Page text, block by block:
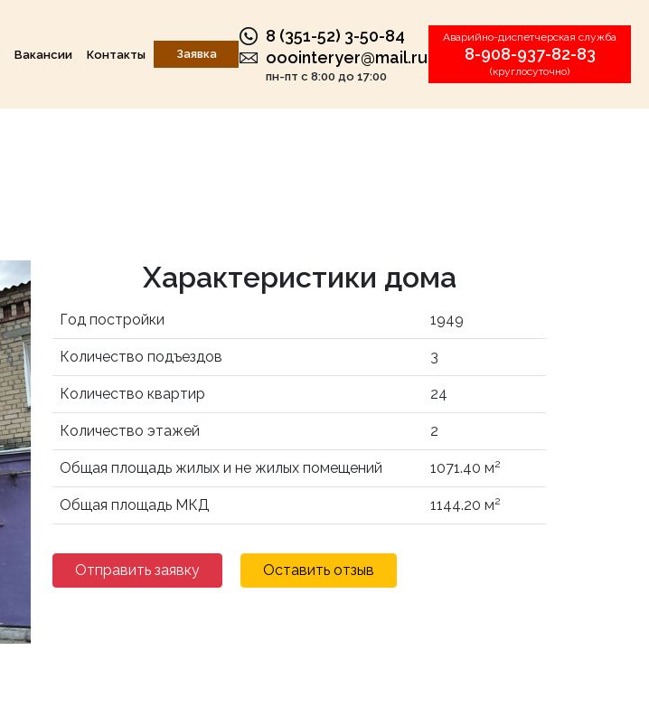
Вакансии Контакты Заявка
8 (351-52) 3-50-84
ooointeryer@mail.ru
пн-пт с 8:00 до 17:00
Аварийно-диспетчерская служба
8-908-937-82-83
(круглосуточно)
Характеристики дома
Год постройки 1949
Количество подъездов 3
Количество квартир 24
Количество этажей 2
Общая площадь жилых и не жилых помещений 1071.40 м2
Общая площадь МКД 1144.20 м2
Отправить заявку Оставить отзыв